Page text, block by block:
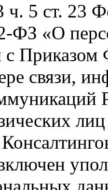
ч. 5 ст. 23
ФЗ «О
с
связи,